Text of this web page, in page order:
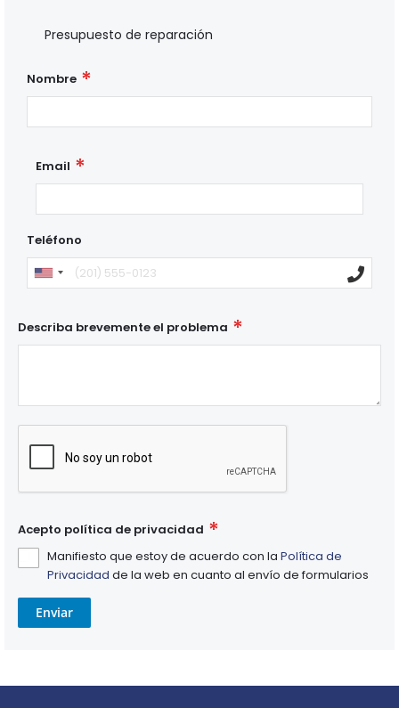
Presupuesto de reparación
Nombre
Email
Teléfono
Describa brevemente el problema
Acepto política de privacidad
Manifiesto que estoy de acuerdo con la Política de
Privacidad de la web en cuanto al envío de formularios
Enviar